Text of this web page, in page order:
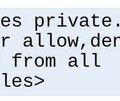
from all